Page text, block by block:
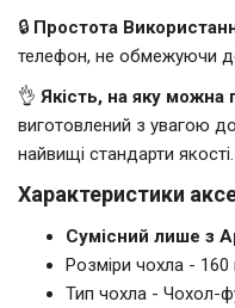
🔒 Простота
телефон, не обмежуючи
👌 Якість, на яку можна
виготовлений з увагою
найвищі стандарти якості.
Характеристики
Сумісний лише з
Розміри чохла -
Тип чохла - Чохол-